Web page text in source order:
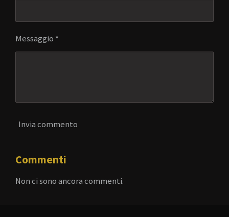
Messaggio *
Invia commento
Commenti
Non ci sono ancora commenti.